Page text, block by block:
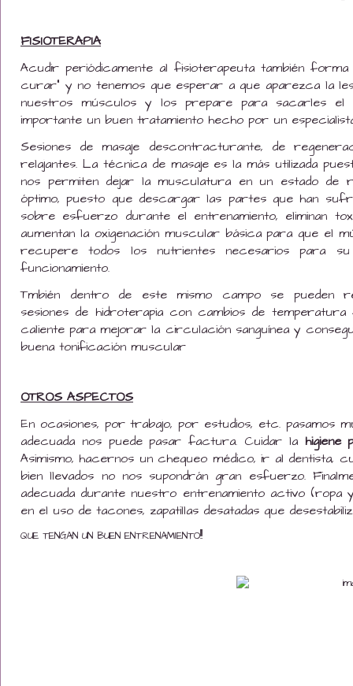
FISIOTERAPIA
Acudir periódicamente al fisioterapeuta también
curar” y no tenemos que esperar a que aparezca la
nuestros músculos y los prepare para sacarles el
importante un buen tratamiento hecho por un
Sesiones de masaje descontracturante, de
relajantes. La técnica de masaje es la más utilizada
nos permiten dejar la musculatura en un estado de
óptimo, puesto que descargar las partes que han
sobre esfuerzo durante el entrenamiento, eliminan
aumentan la oxigenación muscular básica para que el
recupere todos los nutrientes necesarios para
funcionamiento.
Tmbién dentro de este mismo campo se pueden
sesiones de hidroterapia con cambios de
caliente para mejorar la circulación sanguínea y
buena tonificación muscular
OTROS ASPECTOS
En ocasiones, por trabajo, por estudios, etc. pasamos
adecuada nos puede pasar factura. Cuidar la higiene
Asimismo, hacernos un chequeo médico, ir al dentista,
bien llevados no nos supondrán gran esfuerzo.
adecuada durante nuestro entrenamiento activo (ropa
en el uso de tacones, zapatillas desatadas que
QUE TENGAN UN BUEN ENTRENAMIENTO!!!